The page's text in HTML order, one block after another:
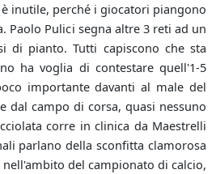
inutile, perché i giocatori piangono
Paolo Pulici segna altre 3 reti ad un
di pianto. Tutti capiscono che sta
ha voglia di contestare quell'1-5
importante davanti al male del
dal campo di corsa, quasi nessuno
corre in clinica da Maestrelli
parlano della sconfitta clamorosa
del campionato di calcio,